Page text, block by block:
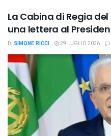
La Cabina di Regia
una lettera al
DI SIMONE RICCI 29 LUGLIO 2026